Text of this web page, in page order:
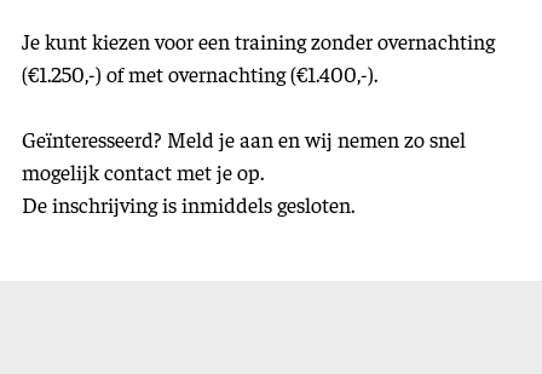
Je kunt kiezen voor een training zonder overnachting
(€1.250,-) of met overnachting (€1.400,-).
Geïnteresseerd? Meld je aan en wij nemen zo snel
mogelijk contact met je op.
De inschrijving is inmiddels gesloten.